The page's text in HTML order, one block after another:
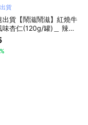
貨
出貨【鬧滋鬧滋】紅燒牛
味杏仁(120g/罐)＿ 辣度
爽度加倍＿獨家道地口味